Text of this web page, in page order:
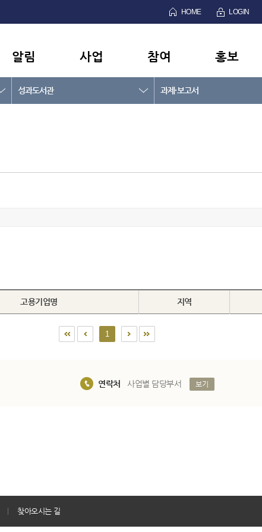
HOME LOGIN
알림 사업 참여 홍보
성과도서관 과제·보고서
고용기업명 지역
1
연락처 사업별 담당부서 보기
찾아오시는 길